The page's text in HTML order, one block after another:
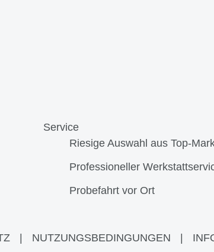
Service
Riesige Auswahl aus Top-
Professioneller
Probefahrt vor Ort
NUTZUNGSBEDINGUNGEN